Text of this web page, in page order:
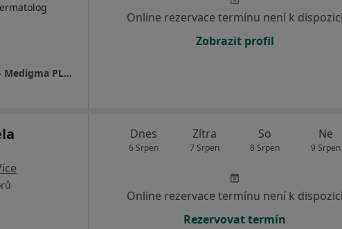
Dermatologie - Dermatovenerologie - Medigma PLS, s.r.o.
Online rezervace termínu není k dispozici
Zobrazit profil
Dnes
6 Srpen
Zítra
7 Srpen
So
8 Srpen
Ne
9 Srpen
Online rezervace termínu není k dispozici
Rezervovat termín